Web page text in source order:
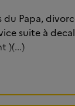
Papa,
suite à
)(...)